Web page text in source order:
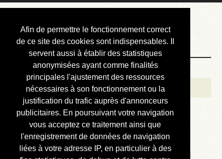
Afin de permettre le fonctionnement correct
de ce site des cookies sont indispensables. Il
servent aussi à établir des statistiques
anonymisées ayant comme finalités
principales l'ajustement des ressources
nécessaires à son fonctionnement ou la
justification du trafic auprès d'annonceurs
publicitaires. En poursuivant votre navigation
vous acceptez ce traitement ainsi que
l'enregistrement de données de navigation
liées à votre adresse IP, en particulier à des
Courbis, « LE »
Blog Officiel
Bienvenue
Réalisations
Divers (et d’été)
Annonces
Liens externes